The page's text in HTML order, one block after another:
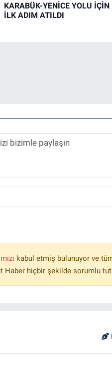
KARABÜK-YENİCE YOLU İÇİN
İLK ADIM ATILDI
kabul etmiş bulunuyor ve
Haber hiçbir şekilde sorumlu